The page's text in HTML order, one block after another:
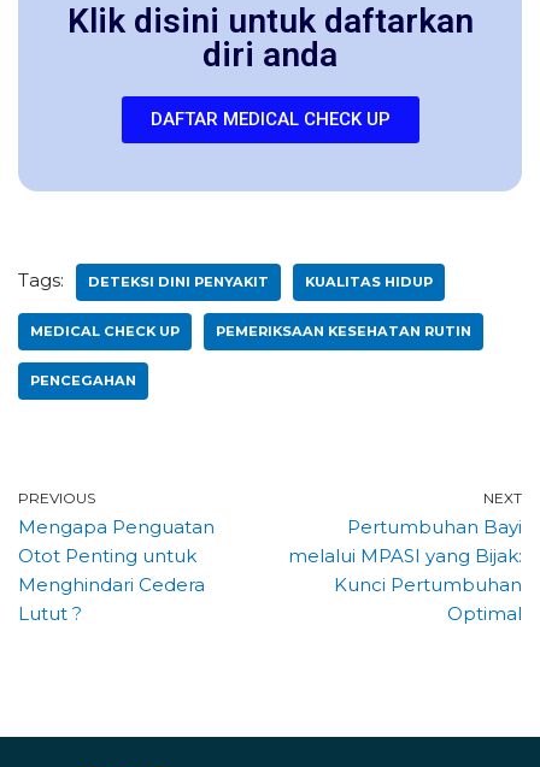
Klik disini untuk daftarkan
diri anda
DAFTAR MEDICAL CHECK UP
Tags: DETEKSI DINI PENYAKIT KUALITAS HIDUP
MEDICAL CHECK UP PEMERIKSAAN KESEHATAN RUTIN
PENCEGAHAN
PREVIOUS
Mengapa Penguatan
Otot Penting untuk
Menghindari Cedera
Lutut ?
NEXT
Pertumbuhan Bayi
melalui MPASI yang Bijak:
Kunci Pertumbuhan
Optimal